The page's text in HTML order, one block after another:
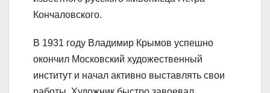
Кончаловского.
В 1931 году Владимир Крымов успешно
окончил Московский художественный
институт и начал активно выставлять свои